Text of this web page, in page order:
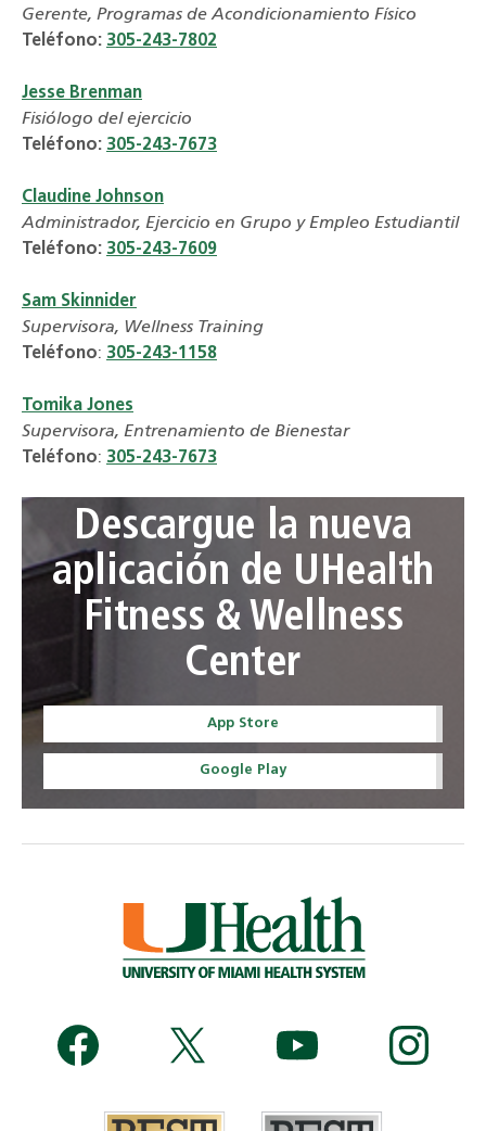
Gerente, Programas de Acondicionamiento Físico
Teléfono: 305-243-7802
Jesse Brenman
Fisiólogo del ejercicio
Teléfono: 305-243-7673
Claudine Johnson
Administrador, Ejercicio en Grupo y Empleo Estudiantil
Teléfono: 305-243-7609
Sam Skinnider
Supervisora, Wellness Training
Teléfono: 305-243-1158
Tomika Jones
Supervisora, Entrenamiento de Bienestar
Teléfono: 305-243-7673
Descargue la nueva
aplicación de UHealth
Fitness & Wellness
Center
App Store
Google Play